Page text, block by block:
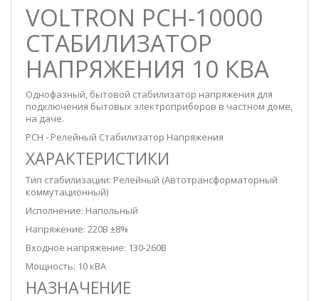
VOLTRON РСН-10000
СТАБИЛИЗАТОР
НАПРЯЖЕНИЯ 10 КВА
Однофазный, бытовой стабилизатор напряжения для
подключения бытовых электроприборов в частном доме,
на даче.
РСН - Релейный Стабилизатор Напряжения
ХАРАКТЕРИСТИКИ
Тип стабилизации: Релейный (Автотрансформаторный
коммутационный)
Исполнение: Напольный
Напряжение: 220В ±8%
Входное напряжение: 130-260В
Мощность: 10 кВА
НАЗНАЧЕНИЕ